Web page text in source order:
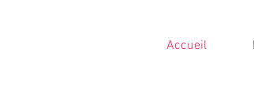
Accueil